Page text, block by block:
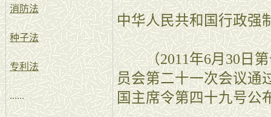
消防法
种子法
专利法
......
中华人民共和国行政强
（2011年6月30日第
员会第二十一次会议通
国主席令第四十九号公